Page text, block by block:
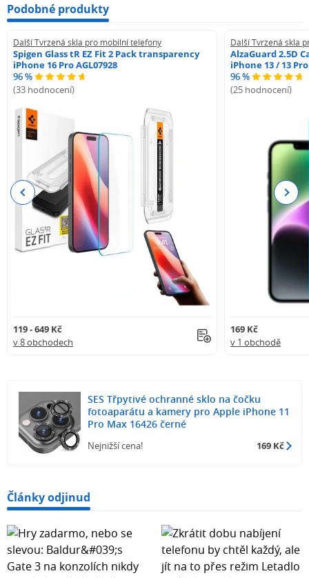
Podobné produkty
Další Tvrzená skla pro mobilní telefony
Spigen Glass tR EZ Fit 2 Pack transparency
iPhone 16 Pro AGL07928
96 %
(33 hodnocení)
119 - 649 Kč
v 8 obchodech
Další Tvrzená skla
AlzaGuard 2.5D
iPhone 13 / 13 Pro
96 %
(25 hodnocení)
169 Kč
v 1 obchodě
Previous Next
SES Třpytivé ochranné sklo na čočku
fotoaparátu a kamery pro Apple iPhone 11
Pro Max 16426 černé
Nejnižší cena! 169 Kč
Články odjinud